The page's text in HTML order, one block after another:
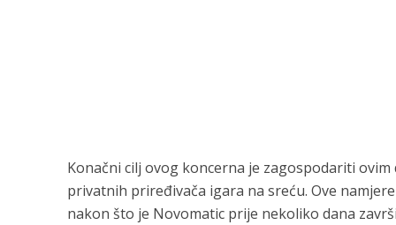
Konačni cilj ovog koncerna je zagospodariti
privatnih priređivača igara na sreću. Ove
nakon što je Novomatic prije nekoliko dana